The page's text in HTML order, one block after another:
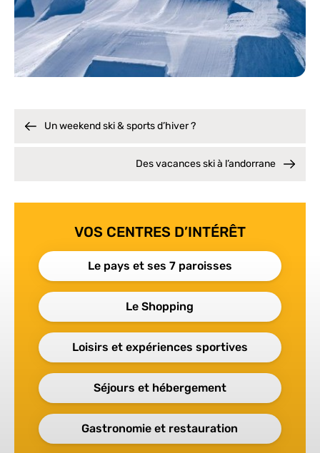
VOS CENTRES D’INTÉRÊT
Le pays et ses 7 paroisses
Le Shopping
Loisirs et expériences sportives
Séjours et hébergement
Gastronomie et restauration
Un weekend ski & sports d’hiver ?
Des vacances ski à l’andorrane